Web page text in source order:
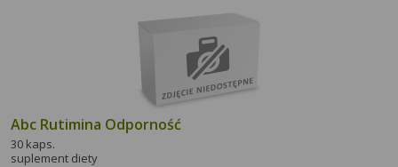
Abc Rutimina Odporność
30 kaps.
suplement diety